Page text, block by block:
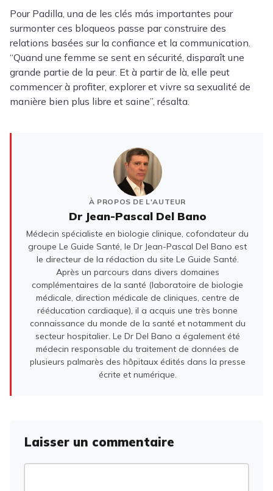
Pour Padilla, una de les clés más importantes pour
surmonter ces bloqueos passe par construire des
relations basées sur la confiance et la communication.
“Quand une femme se sent en sécurité, disparaît une
grande partie de la peur. Et à partir de là, elle peut
commencer à profiter, explorer et vivre sa sexualité de
manière bien plus libre et saine”, résalta.
À PROPOS DE L'AUTEUR
Dr Jean-Pascal Del Bano
Médecin spécialiste en biologie clinique, cofondateur du
groupe Le Guide Santé, le Dr Jean-Pascal Del Bano est
le directeur de la rédaction du site Le Guide Santé.
Après un parcours dans divers domaines
complémentaires de la santé (laboratoire de biologie
médicale, direction médicale de cliniques, centre de
rééducation cardiaque), il a acquis une très bonne
connaissance du monde de la santé et notamment du
secteur hospitalier. Le Dr Del Bano a également été
médecin responsable du traitement de données de
plusieurs palmarès des hôpitaux édités dans la presse
écrite et numérique.
Laisser un commentaire